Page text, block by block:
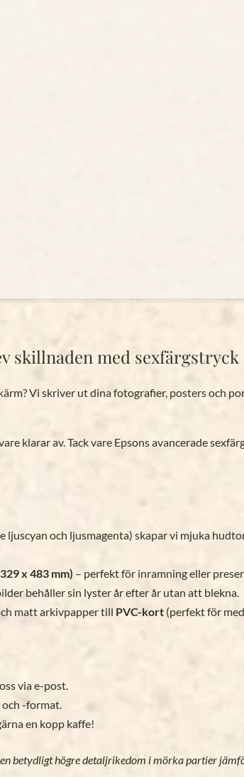
skillnaden med sexfärgstryck
Vi skriver ut dina fotografier, posters och
klarar av. Tack vare Epsons avancerade
ljuscyan och ljusmagenta) skapar vi mjuka
x 483 mm) – perfekt för inramning eller
behåller sin lyster år efter år utan att blekna.
matt arkivpapper till PVC-kort (perfekt för
via e-post.
-format.
en kopp kaffe!
betydligt högre detaljrikedom i mörka partier